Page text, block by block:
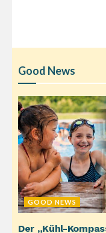
Good News
GOOD NEWS
Der „Kühl-